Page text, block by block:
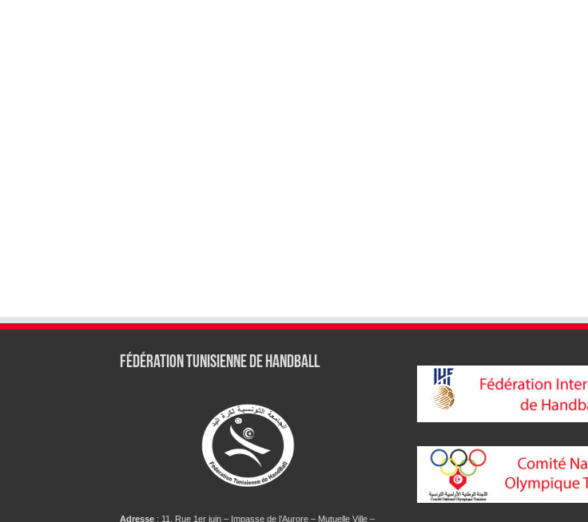
Fédération tunisienne de Handball
Adresse: 11, Rue 1er juin – Impasse de l’Aurore – Mutuelle Ville –